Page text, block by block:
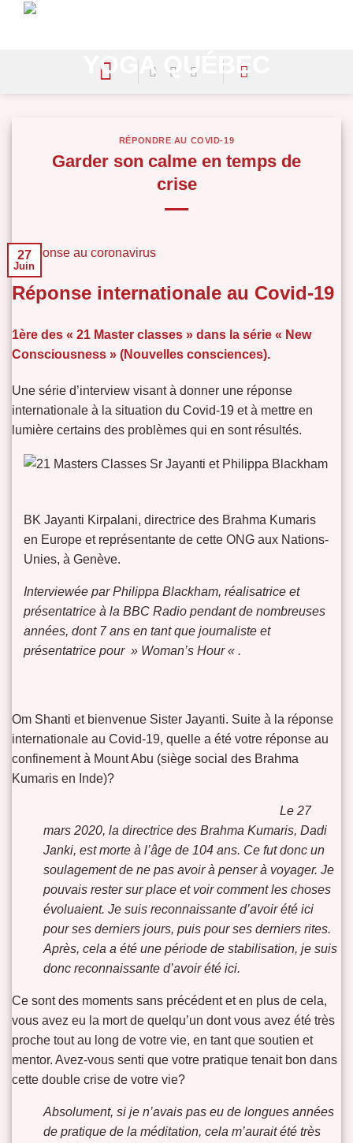
RÉPONDRE AU COVID-19
Garder son calme en temps de
crise
27
Juin
Réponse internationale au Covid-19
1ère des « 21 Master classes » dans la série « New
Consciousness » (Nouvelles consciences).
Une série d’interview visant à donner une réponse
internationale à la situation du Covid-19 et à mettre en
lumière certains des problèmes qui en sont résultés.
BK Jayanti Kirpalani, directrice des Brahma Kumaris
en Europe et représentante de cette ONG aux Nations-
Unies, à Genève.
Interviewée par Philippa Blackham, réalisatrice et
présentatrice à la BBC Radio pendant de nombreuses
années, dont 7 ans en tant que journaliste et
présentatrice pour » Woman’s Hour « .
Om Shanti et bienvenue Sister Jayanti. Suite à la réponse
internationale au Covid-19, quelle a été votre réponse au
confinement à Mount Abu (siège social des Brahma
Kumaris en Inde)?
Le 27
mars 2020, la directrice des Brahma Kumaris, Dadi
Janki, est morte à l’âge de 104 ans. Ce fut donc un
soulagement de ne pas avoir à penser à voyager. Je
pouvais rester sur place et voir comment les choses
évoluaient. Je suis reconnaissante d’avoir été ici
pour ses derniers jours, puis pour ses derniers rites.
Après, cela a été une période de stabilisation, je suis
donc reconnaissante d’avoir été ici.
Ce sont des moments sans précédent et en plus de cela,
vous avez eu la mort de quelqu’un dont vous avez été très
proche tout au long de votre vie, en tant que soutien et
mentor. Avez-vous senti que votre pratique tenait bon dans
cette double crise de votre vie?
Absolument, si je n’avais pas eu de longues années
de pratique de la méditation, cela m’aurait été très